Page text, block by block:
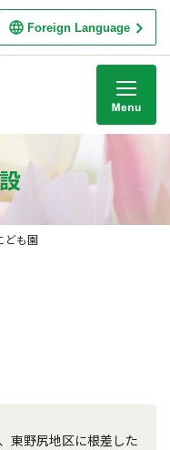
Foreign Language
ども園
東野尻地区に根差した